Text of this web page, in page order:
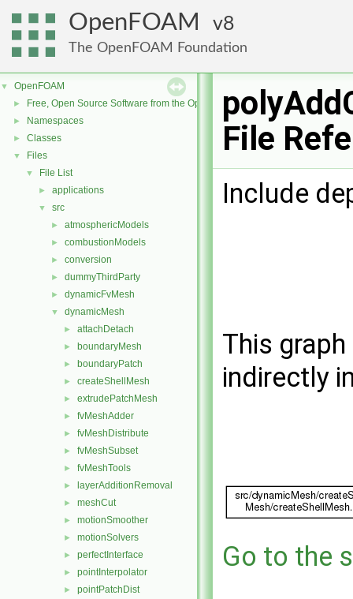
OpenFOAM 8
The OpenFOAM Foundation
▼ OpenFOAM
► Free, Open Source Software from the OpenFOAM Foundation
► Namespaces
► Classes
▼ Files
▼ File List
► applications
▼ src
► atmosphericModels
► combustionModels
► conversion
► dummyThirdParty
► dynamicFvMesh
▼ dynamicMesh
► attachDetach
► boundaryMesh
► boundaryPatch
► createShellMesh
► extrudePatchMesh
► fvMeshAdder
► fvMeshDistribute
► fvMeshSubset
► fvMeshTools
► layerAdditionRemoval
► meshCut
► motionSmoother
► motionSolvers
► perfectInterface
► pointInterpolator
► pointPatchDist
File
Include
This
indirectly
Go to the